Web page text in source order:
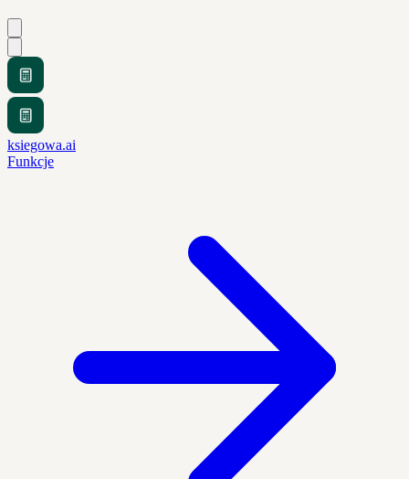
ksiegowa.ai
Funkcje